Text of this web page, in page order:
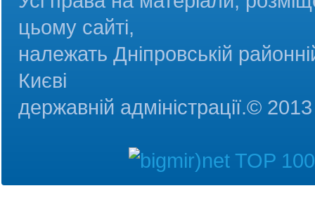
цьому сайті,
належать Дніпровській
Києві
державній